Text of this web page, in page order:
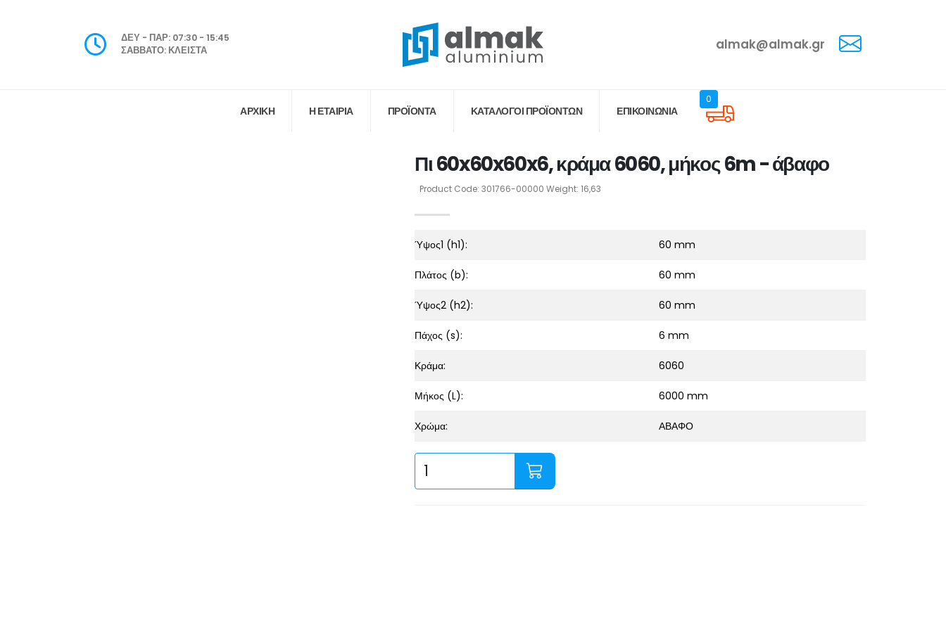
ΔΕΥ - ΠΑΡ: 07:30 - 15:45
ΣΑΒΒΑΤΟ: ΚΛΕΙΣΤΑ
almak@almak.gr
ΑΡΧΙΚΗ Η ΕΤΑΙΡΙΑ ΠΡΟΪΟΝΤΑ ΚΑΤΆΛΟΓΟΙ ΠΡΟΪΌΝΤΩΝ ΕΠΙΚΟΙΝΩΝΙΑ
0
Πι 60x60x60x6, κράμα 6060, μήκος 6m - άβαφο
Product Code: 301766-00000 Weight: 16,63
Ύψος1 (h1): 60 mm
Πλάτος (b): 60 mm
Ύψος2 (h2): 60 mm
Πάχος (s): 6 mm
Κράμα: 6060
Μήκος (L): 6000 mm
Χρώμα: ΑΒΑΦΟ